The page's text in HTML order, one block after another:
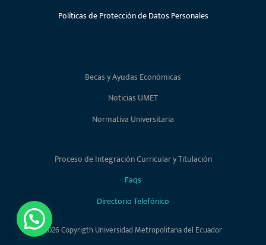
Políticas de Protección de Datos Personales
Becas y Ayudas Económicas
Noticias UMET
Normativa Universitaria
Proceso de Integración Curricular y Titulación
Faqs
Directorio Telefónico
2026 Copyrigth Universidad Metropolitana del Ecuador